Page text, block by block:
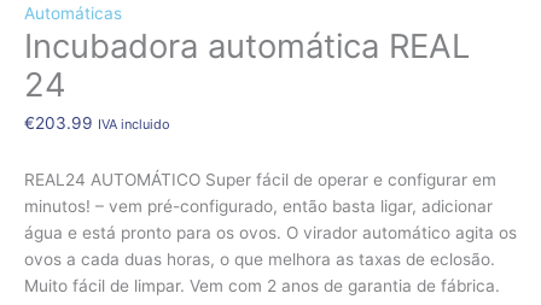
Automáticas
Incubadora automática REAL
24
€203.99 IVA incluido
REAL24 AUTOMÁTICO Super fácil de operar e configurar em
minutos! – vem pré-configurado, então basta ligar, adicionar
água e está pronto para os ovos. O virador automático agita os
ovos a cada duas horas, o que melhora as taxas de eclosão.
Muito fácil de limpar. Vem com 2 anos de garantia de fábrica.
24